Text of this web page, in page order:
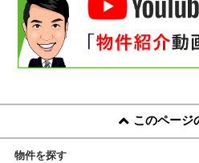
このページ
物件を探す